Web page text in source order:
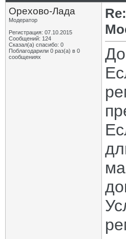
Орехово-Лада
Модератор
Регистрация: 07.10.2015
Сообщений: 124
Сказал(а) спасибо: 0
Поблагодарили 0 раз(а) в 0
сообщениях